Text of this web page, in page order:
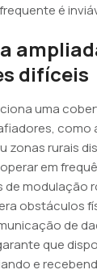
é
difíceis
uma
como
zonas rurais
em
de modulação
obstáculos
de
que
e